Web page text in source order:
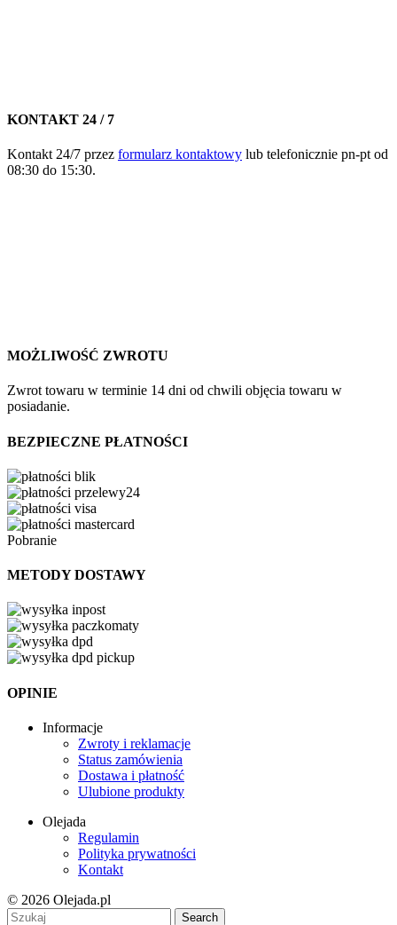
KONTAKT 24 / 7
Kontakt 24/7 przez formularz kontaktowy lub telefonicznie pn-pt od
08:30 do 15:30.
MOŻLIWOŚĆ ZWROTU
Zwrot towaru w terminie 14 dni od chwili objęcia towaru w
posiadanie.
BEZPIECZNE PŁATNOŚCI
Pobranie
METODY DOSTAWY
OPINIE
Informacje
Zwroty i reklamacje
Status zamówienia
Dostawa i płatność
Ulubione produkty
Olejada
Regulamin
Polityka prywatności
Kontakt
© 2026 Olejada.pl
Search